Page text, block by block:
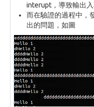
interupt，導致輸出入
而在驗證的過程中，
出的問題，如圖